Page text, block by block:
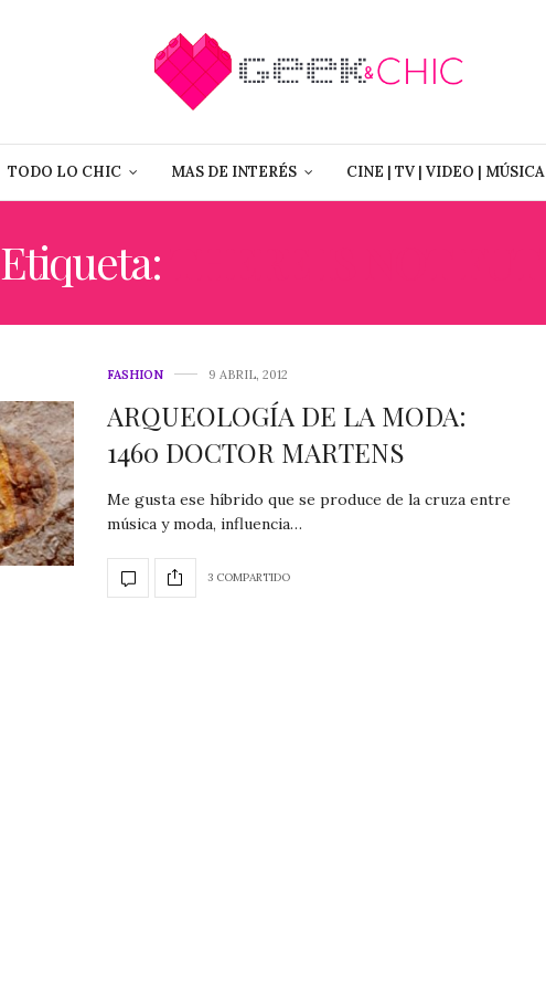
TODO LO CHIC MAS DE INTERÉS CINE | TV | VIDEO | MÚSICA
Etiqueta:
FASHION 9 ABRIL, 2012
ARQUEOLOGÍA DE LA MODA:
1460 DOCTOR MARTENS
Me gusta ese híbrido que se produce de la cruza entre
música y moda, influencia…
3 COMPARTIDO